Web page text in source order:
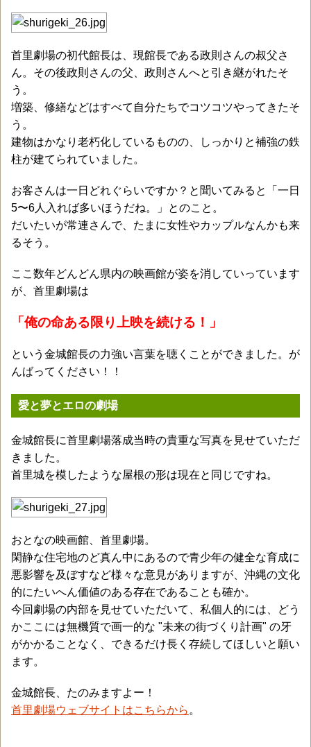
首里劇場の初代館長は、現館長である政則さんの叔父さ
ん。その後政則さんの父、政則さんへと引き継がれたそ
う。
増築、修繕などはすべて自分たちでコツコツやってきたそ
う。
建物はかなり老朽化しているものの、しっかりと補強の鉄
柱が建てられていました。
お客さんは一日どれぐらいですか？と聞いてみると「一日
5〜6人入れば多いほうだね。」とのこと。
だいたいが常連さんで、たまに女性やカップルなんかも来
るそう。
ここ数年どんどん県内の映画館が姿を消していっています
が、首里劇場は
「俺の命ある限り上映を続ける！」
という金城館長の力強い言葉を聴くことができました。が
んばってください！！
愛と夢とエロの劇場
金城館長に首里劇場落成当時の貴重な写真を見せていただ
きました。
首里城を模したような屋根の形は現在と同じですね。
おとなの映画館、首里劇場。
閑静な住宅地のど真ん中にあるので青少年の健全な育成に
悪影響を及ぼすなど様々な意見がありますが、沖縄の文化
的にたいへん価値のある存在であることも確か。
今回劇場の内部を見せていただいて、私個人的には、どう
かここには無機質で画一的な "未来の街づくり計画" の牙
がかかることなく、できるだけ長く存続してほしいと願い
ます。
金城館長、たのみますよー！
首里劇場ウェブサイトはこちらから 。